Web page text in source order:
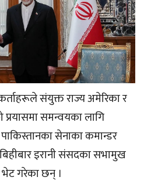
संयुक्त राज्य अमेरिका र
समन्वयका लागि
सेनाका कमान्डर
इरानी संसदका सभामुख
गरेका छन् ।